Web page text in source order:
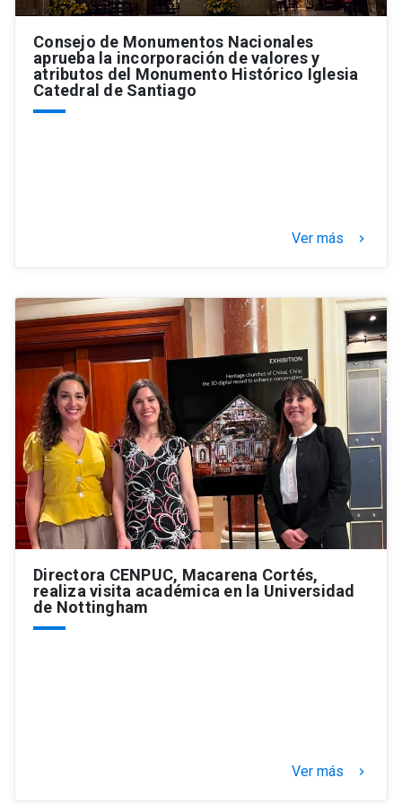
Consejo de Monumentos Nacionales
aprueba la incorporación de valores y
atributos del Monumento Histórico Iglesia
Catedral de Santiago
Ver más keyboard_arrow_right
Directora CENPUC, Macarena Cortés,
realiza visita académica en la Universidad
de Nottingham
Ver más keyboard_arrow_right